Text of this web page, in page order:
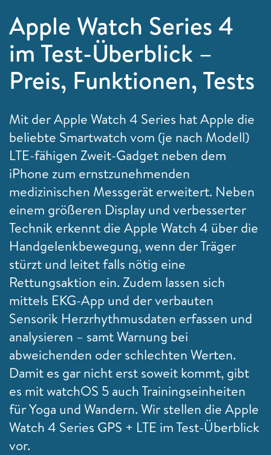
Apple Watch Series 4
im Test-Überblick –
Preis, Funktionen, Tests
Mit der Apple Watch 4 Series hat Apple die
beliebte Smartwatch vom (je nach Modell)
LTE-fähigen Zweit-Gadget neben dem
iPhone zum ernstzunehmenden
medizinischen Messgerät erweitert. Neben
einem größeren Display und verbesserter
Technik erkennt die Apple Watch 4 über die
Handgelenkbewegung, wenn der Träger
stürzt und leitet falls nötig eine
Rettungsaktion ein. Zudem lassen sich
mittels EKG-App und der verbauten
Sensorik Herzrhythmusdaten erfassen und
analysieren – samt Warnung bei
abweichenden oder schlechten Werten.
Damit es gar nicht erst soweit kommt, gibt
es mit watchOS 5 auch Trainingseinheiten
für Yoga und Wandern. Wir stellen die Apple
Watch 4 Series GPS + LTE im Test-Überblick
vor.